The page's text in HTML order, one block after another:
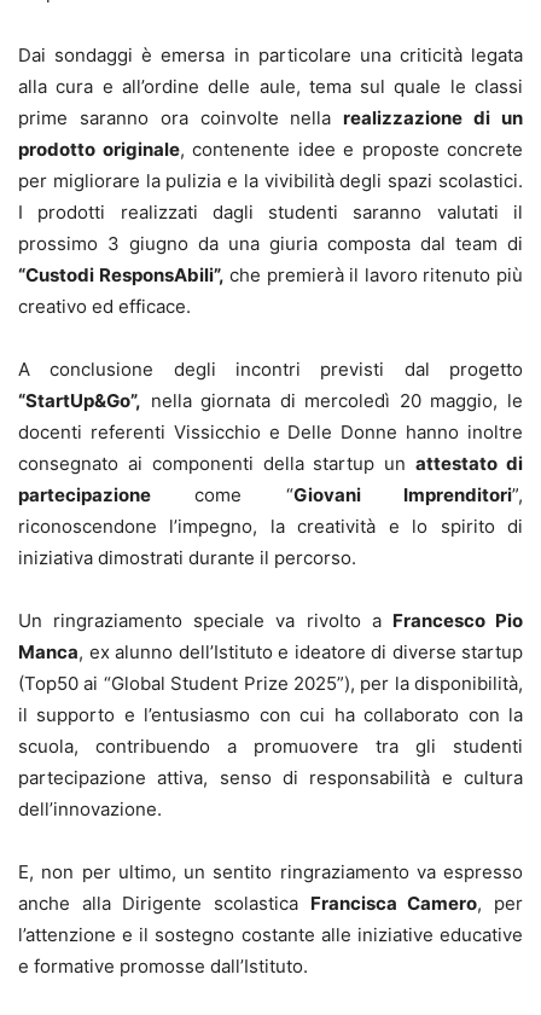
Dai sondaggi è emersa in particolare una criticità legata
alla cura e all’ordine delle aule, tema sul quale le classi
prime saranno ora coinvolte nellarealizzazione di un
prodotto originale, contenente idee e proposte concrete
per migliorare la pulizia e la vivibilità degli spazi scolastici.
I prodotti realizzati dagli studenti saranno valutati il
prossimo 3 giugno da una giuria composta dal team di
“Custodi ResponsAbili”, che premierà il lavoro ritenuto più
creativo ed efficace.
A conclusione degli incontri previsti dal progetto
“StartUp&Go”, nella giornata di mercoledì 20 maggio, le
docenti referenti Vissicchio e Delle Donne hanno inoltre
consegnato ai componenti della startup unattestato di
partecipazione come “Giovani Imprenditori”,
riconoscendone l’impegno, la creatività e lo spirito di
iniziativa dimostrati durante il percorso.
Un ringraziamento speciale va rivolto a Francesco Pio
Manca, ex alunno dell’Istituto e ideatore di diverse startup
(Top50 ai “Global Student Prize 2025”), per la disponibilità,
il supporto e l’entusiasmo con cui ha collaborato con la
scuola, contribuendo a promuovere tra gli studenti
partecipazione attiva, senso di responsabilità e cultura
dell’innovazione.
E, non per ultimo, un sentito ringraziamento va espresso
anche alla Dirigente scolastica Francisca Camero, per
l’attenzione e il sostegno costante alle iniziative educative
e formative promosse dall’Istituto.